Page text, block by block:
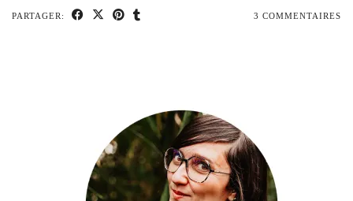
PARTAGER: 3 COMMENTAIRES